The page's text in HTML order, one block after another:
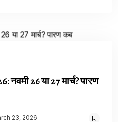
26 या 27 मार्च? पारण
23, 2026